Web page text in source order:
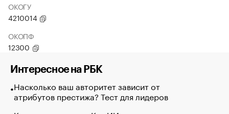
ОКОГУ
4210014
ОКОПФ
12300
Интересное на РБК
Насколько ваш авторитет зависит от
атрибутов престижа? Тест для лидеров